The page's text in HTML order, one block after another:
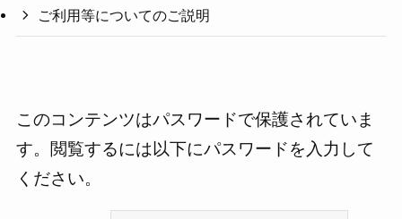
ご利用等についてのご説明
このコンテンツはパスワードで保護されていま
す。閲覧するには以下にパスワードを入力して
ください。